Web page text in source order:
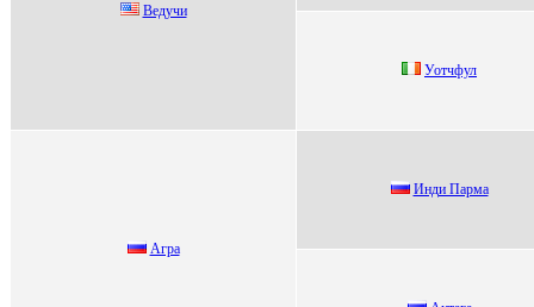
Ведучи
Уотчфул
Агpа
Инди Парма